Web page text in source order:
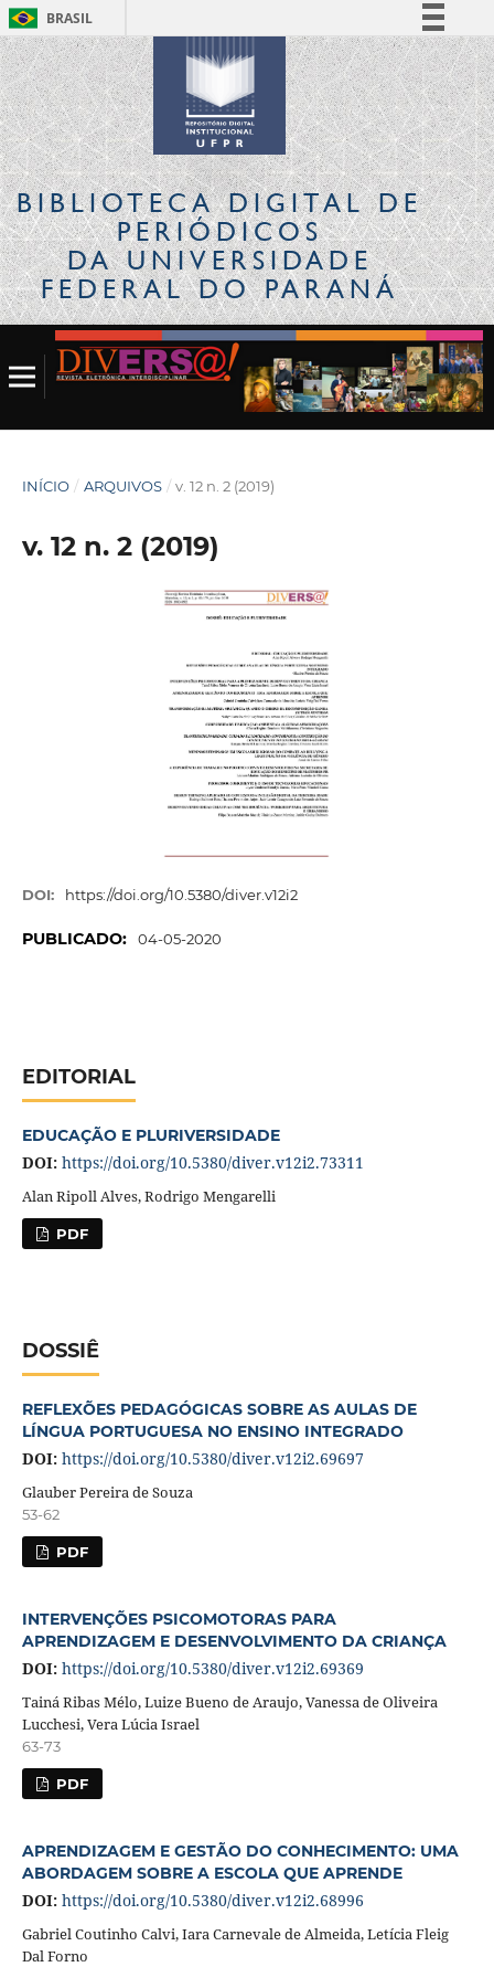
BRASIL
Simplifique!
Comunica BR
Participe
Acesso à informação
Legislação
Canais
BIBLIOTECA DIGITALDE
PERIÓDICOS
DA UNIVERSIDADE
FEDERAL DO PARANÁ
INÍCIO / ARQUIVOS / v. 12 n. 2 (2019)
v. 12 n. 2 (2019)
DOI: https://doi.org/10.5380/diver.v12i2
PUBLICADO: 04-05-2020
EDITORIAL
EDUCAÇÃO E PLURIVERSIDADE
DOI: https://doi.org/10.5380/diver.v12i2.73311
Alan Ripoll Alves, Rodrigo Mengarelli
PDF
DOSSIÊ
REFLEXÕES PEDAGÓGICAS SOBRE AS AULAS DE
LÍNGUA PORTUGUESA NO ENSINO INTEGRADO
DOI: https://doi.org/10.5380/diver.v12i2.69697
Glauber Pereira de Souza
53-62
PDF
INTERVENÇÕES PSICOMOTORAS PARA
APRENDIZAGEM E DESENVOLVIMENTO DA CRIANÇA
DOI: https://doi.org/10.5380/diver.v12i2.69369
Tainá Ribas Mélo, Luize Bueno de Araujo, Vanessa de Oliveira
Lucchesi, Vera Lúcia Israel
63-73
PDF
APRENDIZAGEM E GESTÃO DO CONHECIMENTO: UMA
ABORDAGEM SOBRE A ESCOLA QUE APRENDE
DOI: https://doi.org/10.5380/diver.v12i2.68996
Gabriel Coutinho Calvi, Iara Carnevale de Almeida, Letícia Fleig
Dal Forno